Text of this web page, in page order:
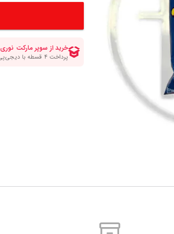
انواع سیروپ و شربت
نمایش همه محصولات
ترشی جینجر و مایونز و سیراچا
شکلات و تافی